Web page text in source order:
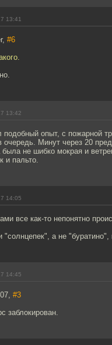
13:41
#6
13:42
опыт, с пожарной
очередь. Минут через 20
была не шибко мокрая и
и пальто.
14:05
все как-то непонятно
"солнцепек", а не "буратино",
14:45
#3
заблокирован.